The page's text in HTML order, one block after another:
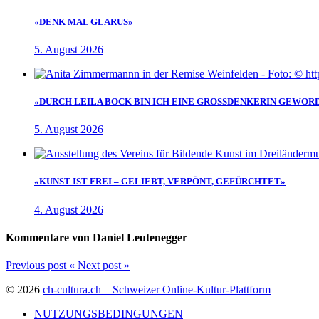
«DENK MAL GLARUS»
5. August 2026
«DURCH LEILA BOCK BIN ICH EINE GROSSDENKERIN
5. August 2026
«KUNST IST FREI – GELIEBT, VERPÖNT, GEFÜRCHTET»
4. August 2026
Kommentare von Daniel Leutenegger
Previous post « Next post »
© 2026 ch-cultura.ch – Schweizer Online-Kultur-Plattform
NUTZUNGSBEDINGUNGEN